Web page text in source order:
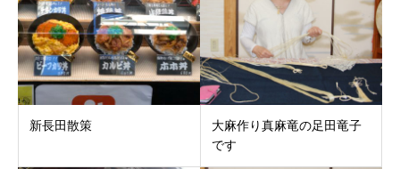
新長田散策
大麻作り真麻竜の足田竜子
です